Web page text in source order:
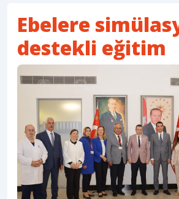
Ebelere
destekli eğitim